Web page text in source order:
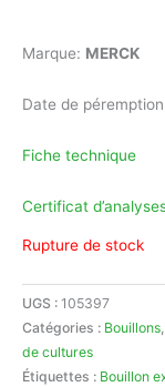
Marque: MERCK
Date de
Fiche technique
Certificat
Rupture de stock
UGS : 105397
Catégories : Bouillons,
de cultures
Étiquettes : Bouillon